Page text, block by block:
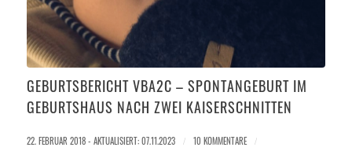
GEBURTSBERICHT VBA2C – SPONTANGEBURT IM
GEBURTSHAUS NACH ZWEI KAISERSCHNITTEN
22. FEBRUAR 2018 - AKTUALISIERT: 07.11.2023 / 10 KOMMENTARE
/